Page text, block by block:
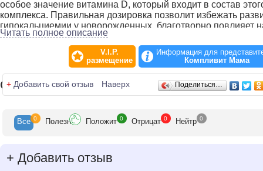
особое значение витамина D, который входит в состав
комплекса. Правильная дозировка позволит избежать
гипокальциемии у новорожденных, благотворно повлияет
развитие костей и закладку здоровых зубов. Правильный
Компливит Мама – это залог здоровья беременной
её будущего малыша. По рекомендации врача Компливит
назначается с самого начала беременности, во время
подготовки к беременности или во время грудного
вскармливания. Показанием является профилактика или
инструкцию и рекомендации врача, не превышайте
рекомендованные дозы.
Читать полное описание
V.I.P.
размещение
Информация для
Компливит Мама
Отзывы
+ Добавить свой отзыв Наверх Поделиться…
Все 0 Полезн Положит 0 Отрицат 0 Нейтр 0
+ Добавить отзыв